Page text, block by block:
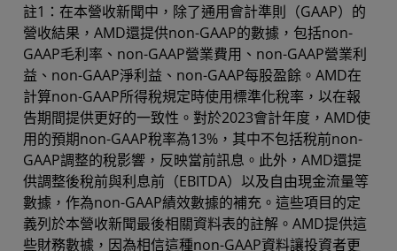
註1：在本營收新聞中，除了通用會計準則（GAAP）的
營收結果，AMD還提供non-GAAP的數據，包括non-
GAAP毛利率、non-GAAP營業費用、non-GAAP營業利
益、non-GAAP淨利益、non-GAAP每股盈餘。AMD在
計算non-GAAP所得稅規定時使用標準化稅率，以在報
告期間提供更好的一致性。對於2023會計年度，AMD使
用的預期non-GAAP稅率為13%，其中不包括稅前non-
GAAP調整的稅影響，反映當前訊息。此外，AMD還提
供調整後稅前與利息前（EBITDA）以及自由現金流量等
數據，作為non-GAAP績效數據的補充。這些項目的定
義列於本營收新聞最後相關資料表的註解。AMD提供這
些財務數據，因為相信這種non-GAAP資料讓投資者更